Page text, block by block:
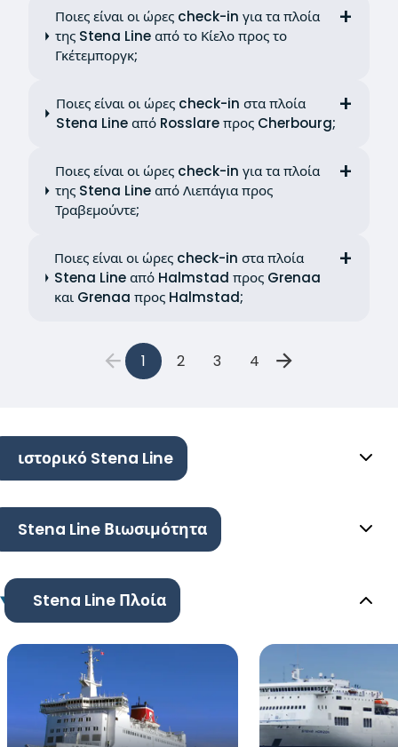
Ποιες είναι οι ώρες check-in για τα πλοία
της Stena Line από το Κίελο προς το
Γκέτεμποργκ;
Ποιες είναι οι ώρες check-in στα πλοία
Stena Line από Rosslare προς Cherbourg;
Ποιες είναι οι ώρες check-in για τα πλοία
της Stena Line από Λιεπάγια προς
Τραβεμούντε;
Ποιες είναι οι ώρες check-in στα πλοία
Stena Line από Halmstad προς Grenaa
και Grenaa προς Halmstad;
1 2 3 4
ιστορικό Stena Line
Stena Line Βιωσιμότητα
Stena Line Πλοία